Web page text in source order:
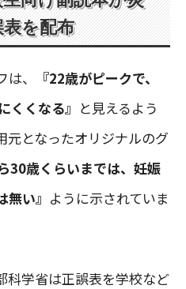
を配布
、
『22歳がピークで、
くくなる』 と見えるよう
元となったオリジナルのグ
30歳くらいまでは、妊娠
い』 ように示されていま
科学省は正誤表を学校など